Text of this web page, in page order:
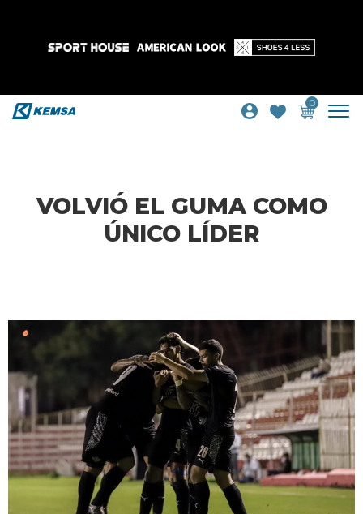
0
VOLVIÓ EL GUMA COMO
ÚNICO LÍDER